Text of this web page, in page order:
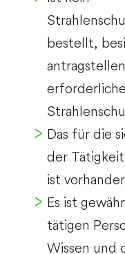
bestellt,
Das für die
der
ist
Es ist
tätigen
Wissen und